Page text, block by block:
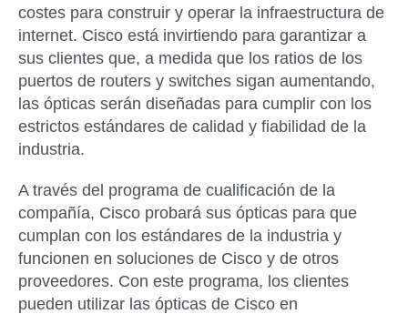
costes para construir y operar la infraestructura de
internet. Cisco está invirtiendo para garantizar a
sus clientes que, a medida que los ratios de los
puertos de routers y switches sigan aumentando,
las ópticas serán diseñadas para cumplir con los
estrictos estándares de calidad y fiabilidad de la
industria.
A través del programa de cualificación de la
compañía, Cisco probará sus ópticas para que
cumplan con los estándares de la industria y
funcionen en soluciones de Cisco y de otros
proveedores. Con este programa, los clientes
pueden utilizar las ópticas de Cisco en